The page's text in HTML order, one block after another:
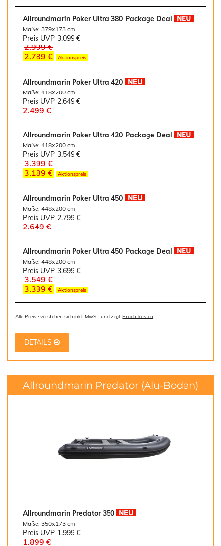
Allroundmarin Poker Ultra 380 Package Deal
Maße: 379x173 cm
Preis UVP 3.099 €
2.999 €
2.789 €
Aktionspreis
Allroundmarin Poker Ultra 420
Maße: 418x200 cm
Preis UVP 2.649 €
2.499 €
Allroundmarin Poker Ultra 420 Package Deal
Maße: 418x200 cm
Preis UVP 3.549 €
3.399 €
3.189 €
Aktionspreis
Allroundmarin Poker Ultra 450
Maße: 448x200 cm
Preis UVP 2.799 €
2.649 €
Allroundmarin Poker Ultra 450 Package Deal
Maße: 448x200 cm
Preis UVP 3.699 €
3.549 €
3.339 €
Aktionspreis
Alle Preise verstehen sich inkl. MwSt. und zzgl.Frachtkosten.
DETAILS
Allroundmarin Predator (Alu-Boden)
Allroundmarin Predator 350
Maße: 350x173 cm
Preis UVP 1.999 €
1.899 €